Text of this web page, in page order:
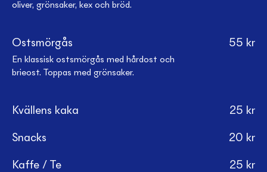
oliver, grönsaker, kex och bröd.
Ostsmörgås 55 kr
En klassisk ostsmörgås med hårdost och
brieost. Toppas med grönsaker.
Kvällens kaka 25 kr
Snacks 20 kr
Kaffe / Te 25 kr